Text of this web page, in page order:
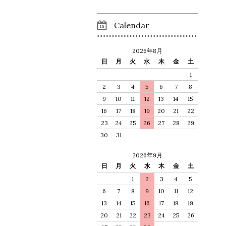
Calendar
2026年8月
日
月 火 水 木 金
土
1
2
3 4 5 6 7
8
9
10 11 12 13 14
15
16
17 18 19 20 21
22
23
24 25 26 27 28
29
30
31
2026年9月
日
月 火 水 木 金
土
1
2 3 4
5
6
7 8 9 10 11
12
13
14 15 16 17 18
19
20
21 22 23 24 25
26